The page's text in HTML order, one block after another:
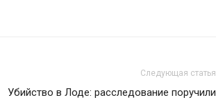
Следующая статья
Убийство в Лоде: расследование поручили